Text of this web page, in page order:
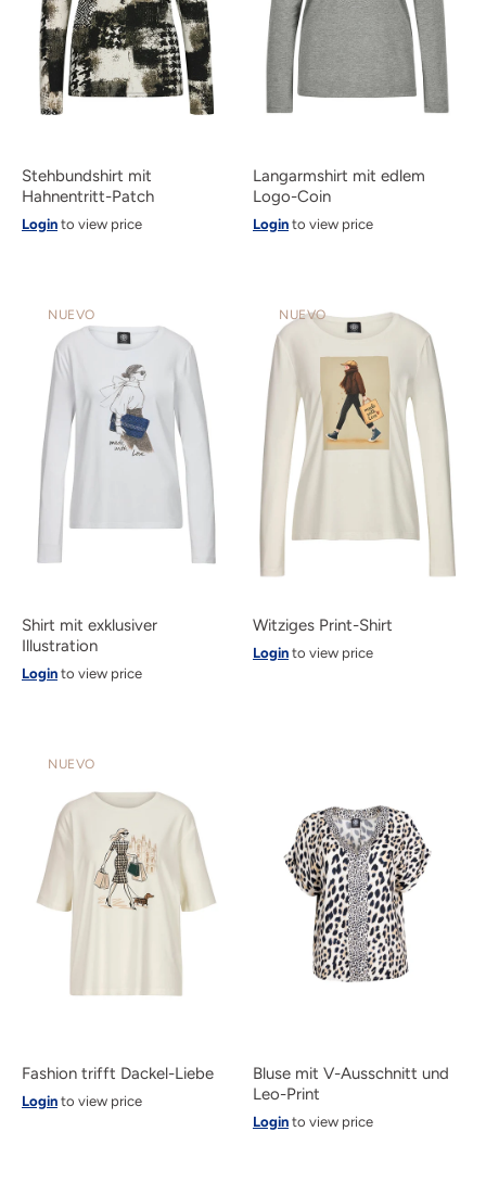
Stehbundshirt mit
Hahnentritt-Patch
Login to view price
Langarmshirt mit edlem
Logo-Coin
Login to view price
NUEVO
Shirt mit exklusiver
Illustration
Login to view price
NUEVO
Witziges Print-Shirt
Login to view price
NUEVO
Fashion trifft Dackel-Liebe
Login to view price
Bluse mit V-Ausschnitt und
Leo-Print
Login to view price